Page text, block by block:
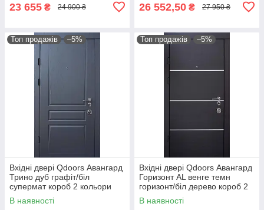
23 655 ₴ 24 900 ₴ 26 552,50 ₴ 27 950 ₴
Топ продажів –5%
Вхідні двері Qdoors Авангард
Трино дуб графіт/біл
супермат короб 2 кольори
В наявності
Топ продажів –5%
Вхідні двері Qdoors Авангард
Горизонт AL венге темн
горизонт/біл дерево короб 2
кольори
В наявності